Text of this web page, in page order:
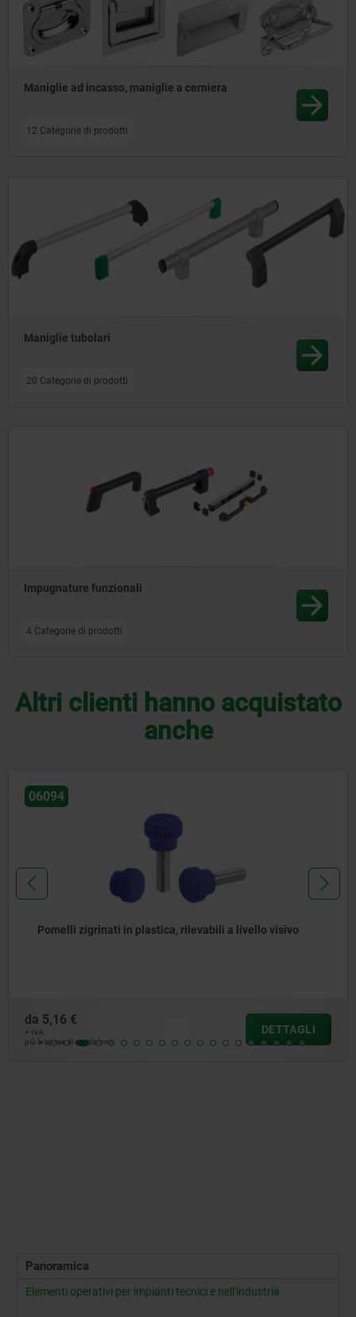
Maniglie ad incasso, maniglie a cerniera
12 Categorie di prodotti
Maniglie tubolari
20 Categorie di prodotti
Impugnature funzionali
4 Categorie di prodotti
Altri clienti hanno acquistato
anche
06094
Pomelli zigrinati in plastica, rilevabili a livello visivo
da 5,16 €
+ IVA
più le spese di spedizione
DETTAGLI
Panoramica
Elementi operativi per impianti tecnici e nell'industria